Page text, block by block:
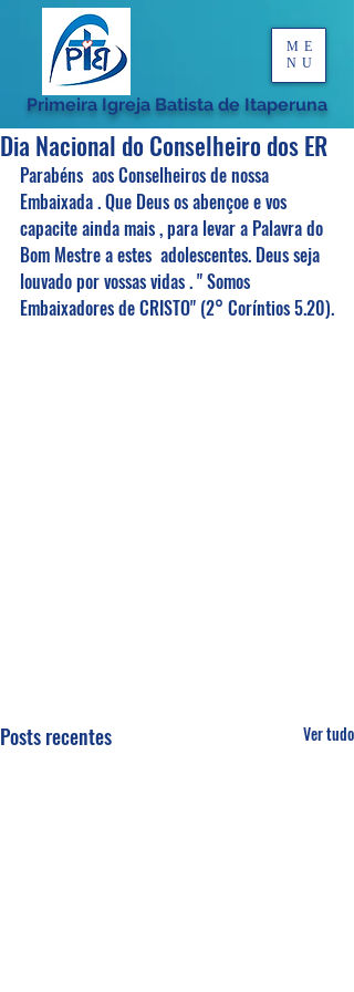
Primeira Igreja Batista de Itaperuna
ME
NU
Dia Nacional do Conselheiro dos ER
Parabéns  aos Conselheiros de nossa
Embaixada . Que Deus os abençoe e vos
capacite ainda mais , para levar a Palavra do
Bom Mestre a estes  adolescentes. Deus seja
louvado por vossas vidas . " Somos
Embaixadores de CRISTO" (2° Coríntios 5.20).
Posts recentes Ver tudo